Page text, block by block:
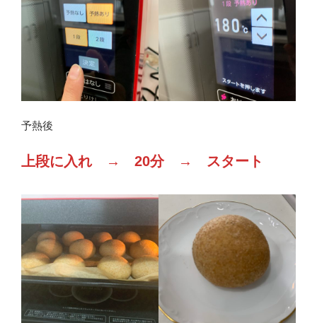
予熱後
上段に入れ → 20分 → スタート